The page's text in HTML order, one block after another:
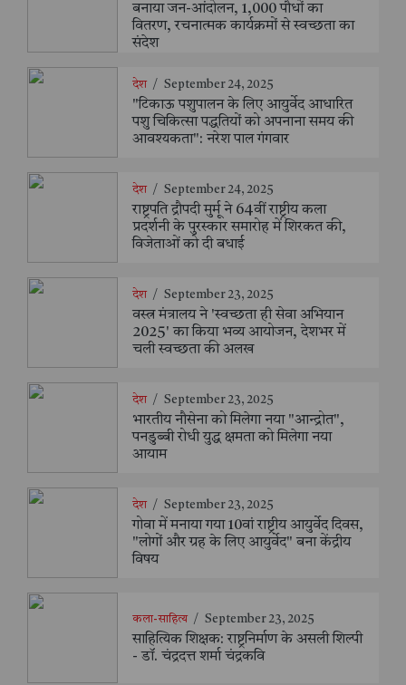
बनाया जन-आंदोलन, 1,000 पौधों का
वितरण, रचनात्मक कार्यक्रमों से स्वच्छता का
संदेश
देश / September 24, 2025
"टिकाऊ पशुपालन के लिए आयुर्वेद आधारित
पशु चिकित्सा पद्धतियों को अपनाना समय की
आवश्यकता": नरेश पाल गंगवार
देश / September 24, 2025
राष्ट्रपति द्रौपदी मुर्मू ने 64वीं राष्ट्रीय कला
प्रदर्शनी के पुरस्कार समारोह में शिरकत की,
विजेताओं को दी बधाई
देश / September 23, 2025
वस्त्र मंत्रालय ने 'स्वच्छता ही सेवा अभियान
2025' का किया भव्य आयोजन, देशभर में
चली स्वच्छता की अलख
देश / September 23, 2025
भारतीय नौसेना को मिलेगा नया "आन्द्रोत",
पनडुब्बी रोधी युद्ध क्षमता को मिलेगा नया
आयाम
देश / September 23, 2025
गोवा में मनाया गया 10वां राष्ट्रीय आयुर्वेद दिवस,
"लोगों और ग्रह के लिए आयुर्वेद" बना केंद्रीय
विषय
कला-साहित्य / September 23, 2025
साहित्यिक शिक्षक: राष्ट्रनिर्माण के असली शिल्पी
- डॉ. चंद्रदत्त शर्मा चंद्रकवि